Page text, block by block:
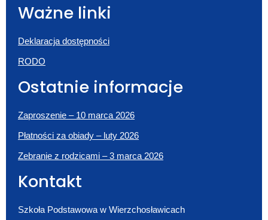
Ważne linki
Deklaracja dostępności
RODO
Ostatnie informacje
Zaproszenie – 10 marca 2026
Płatności za obiady – luty 2026
Zebranie z rodzicami – 3 marca 2026
Kontakt
Szkoła Podstawowa w Wierzchosławicach